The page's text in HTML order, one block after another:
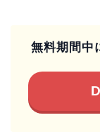
無料期間中